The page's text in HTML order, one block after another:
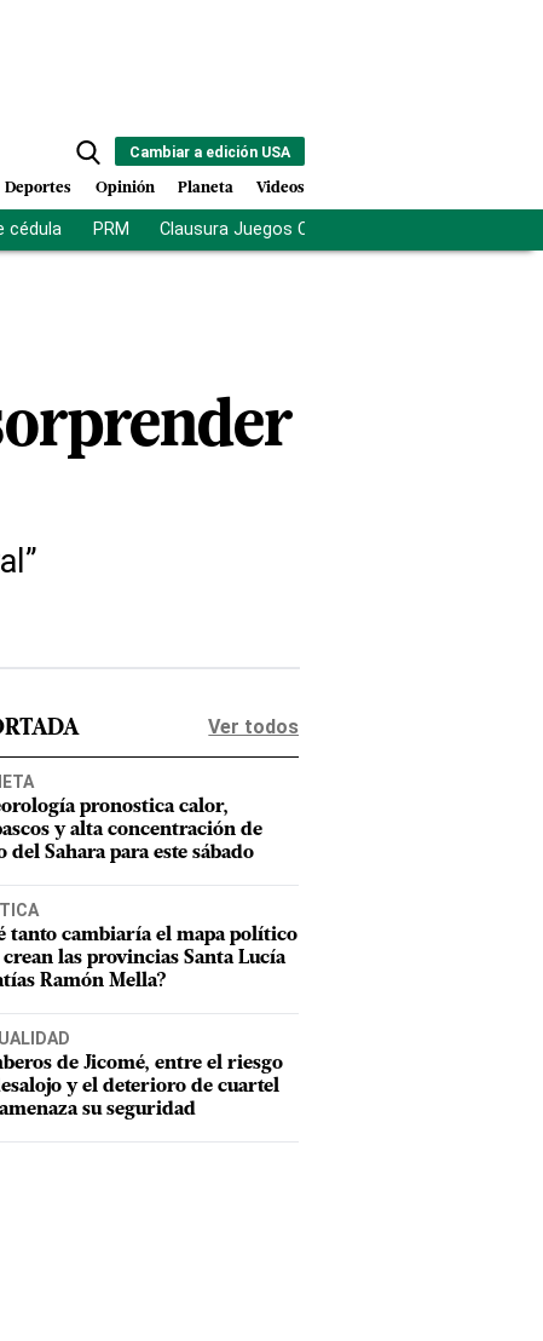
Cambiar a edición USA
Deportes Opinión Planeta Videos
cédula PRM Clausura Juegos Centroamericanos
Ver todos
pronostica calor,
y alta concentración de
del Sahara para este sábado
tanto cambiaría el mapa político
crean las provincias Santa Lucía
Ramón Mella?
de Jicomé, entre el riesgo
y el deterioro de cuartel
su seguridad